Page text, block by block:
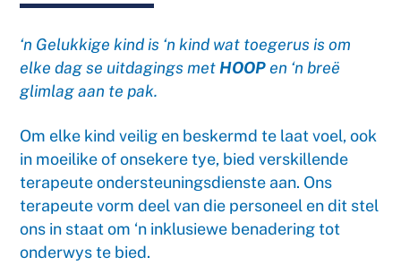
‘n Gelukkige kind is ‘n kind wat toegerus is om
elke dag se uitdagings metHOOPen ‘n breë
glimlag aan te pak.
Om elke kind veilig en beskermd te laat voel, ook
in moeilike of onsekere tye, bied verskillende
terapeute ondersteuningsdienste aan. Ons
terapeute vorm deel van die personeel en dit stel
ons in staat om ‘n inklusiewe benadering tot
onderwys te bied.